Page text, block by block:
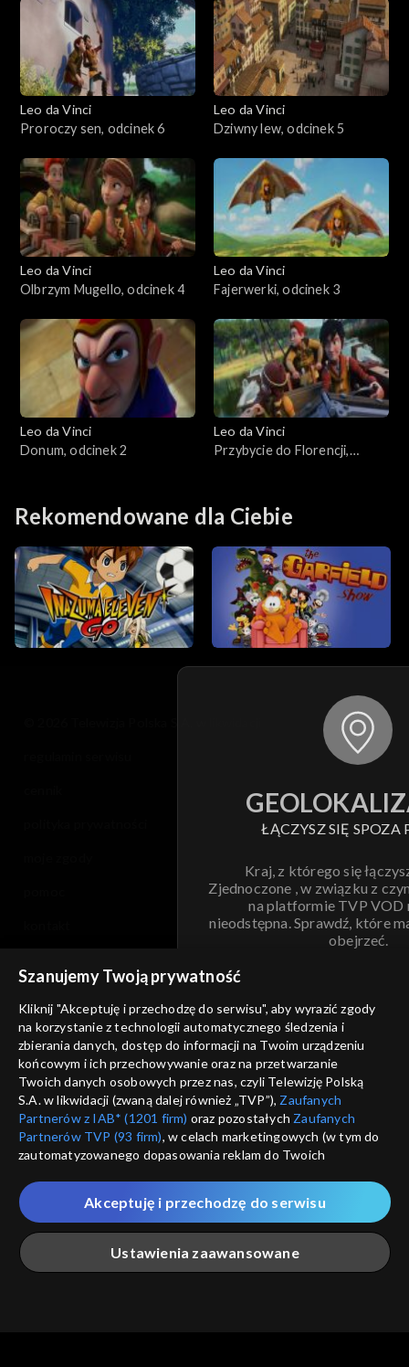
Leo da Vinci
Proroczy sen, odcinek 6
Leo da Vinci
Dziwny lew, odcinek 5
Leo da Vinci
Olbrzym Mugello, odcinek 4
Leo da Vinci
Fajerwerki, odcinek 3
Leo da Vinci
Donum, odcinek 2
Leo da Vinci
Przybycie do Florencji,
Rekomendowane dla Ciebie
ŁĄCZYSZ SIĘ SPOZA
Kraj, z którego się
Zjednoczone , w związku z
na platformie TVP VOD
nieodstępna. Sprawdź, które
obejrzeć.
ANULUJ
informacje o dostawcy usług
Szanujemy Twoją prywatność
Kliknij "Akceptuję i przechodzę do serwisu", aby wyrazić zgody
na korzystanie z technologii automatycznego śledzenia i
zbierania danych, dostęp do informacji na Twoim urządzeniu
końcowym i ich przechowywanie oraz na przetwarzanie
Twoich danych osobowych przez nas, czyli Telewizję Polską
S.A. w likwidacji (zwaną dalej również „TVP”), Zaufanych
Partnerów z IAB* (1201 firm) oraz pozostałych Zaufanych
Partnerów TVP (93 firm), w celach marketingowych (w tym do
zautomatyzowanego dopasowania reklam do Twoich
które wskazujemy poniżej, a także zgody na udostępnianie
przez nas identyfikatora PPID do Google.
Twoje dane osobowe zbierane podczas odwiedzania przez
Ciebie naszych
poszczególnych serwisówzwanych dalej
„Portalem”, w tym informacje zapisywane za pomocą
Ustawienia zaawansowane
Akceptuję i przechodzę do serwisu